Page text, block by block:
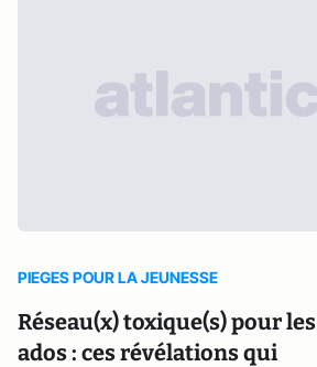
PIEGES POUR LA JEUNESSE
Réseau(x) toxique(s) pour les
ados : ces révélations qui